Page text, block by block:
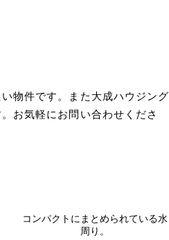
物件です。また大成ハウジング
お気軽にお問い合わせくださ
コンパクトにまとめられている水
周り。